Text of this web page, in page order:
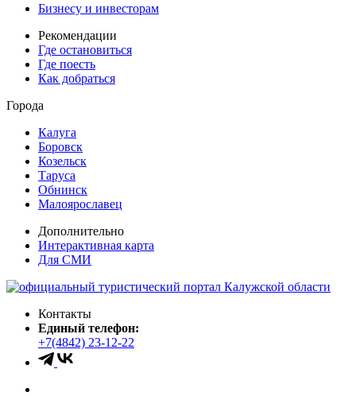
Бизнесу и инвесторам
Рекомендации
Где остановиться
Где поесть
Как добраться
Города
Калуга
Боровск
Козельск
Таруса
Обнинск
Малоярославец
Дополнительно
Интерактивная карта
Для СМИ
Контакты
Единый телефон:
+7(4842) 23-12-22